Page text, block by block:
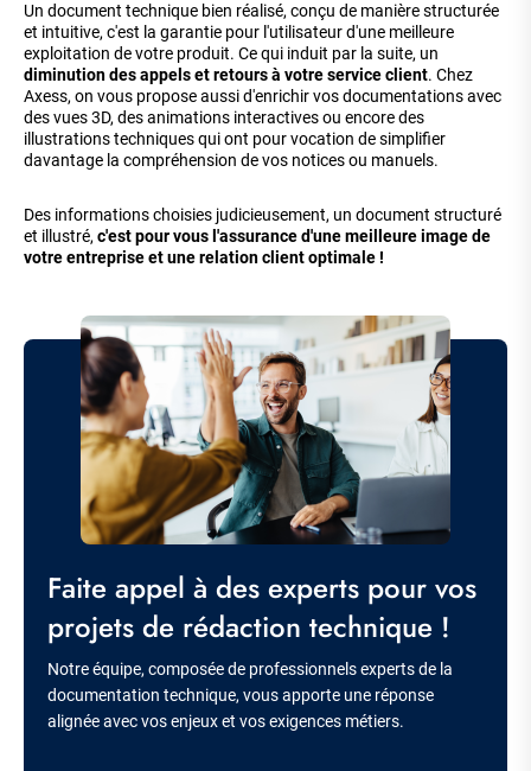
Un document technique bien réalisé, conçu de manière structurée
et intuitive, c'est la garantie pour l'utilisateur d'une meilleure
exploitation de votre produit. Ce qui induit par la suite, un
diminution des appels et retours à votre service client. Chez
Axess, on vous propose aussi d'enrichir vos documentations avec
des vues 3D, des animations interactives ou encore des
illustrations techniques qui ont pour vocation de simplifier
davantage la compréhension de vos notices ou manuels.
Des informations choisies judicieusement, un document structuré
et illustré, c'est pour vous l'assurance d'une meilleure image de
votre entreprise et une relation client optimale !
Image
Titre
Faite appel à des experts pour vos
projets de rédaction technique !
Description
Notre équipe, composée de professionnels experts de la
documentation technique, vous apporte une réponse
alignée avec vos enjeux et vos exigences métiers.